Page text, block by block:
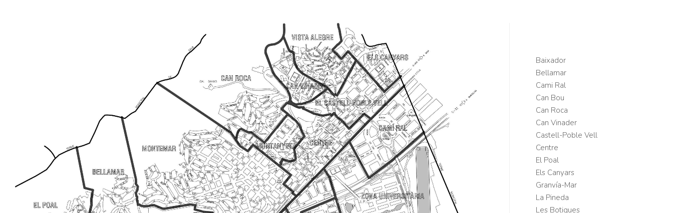
Baixador
Bellamar
Cami Ral
Can Bou
Can Roca
Can Vinader
Castell-Poble Vell
Centre
El Poal
Els Canyars
Granvía-Mar
La Pineda
Les Botigues